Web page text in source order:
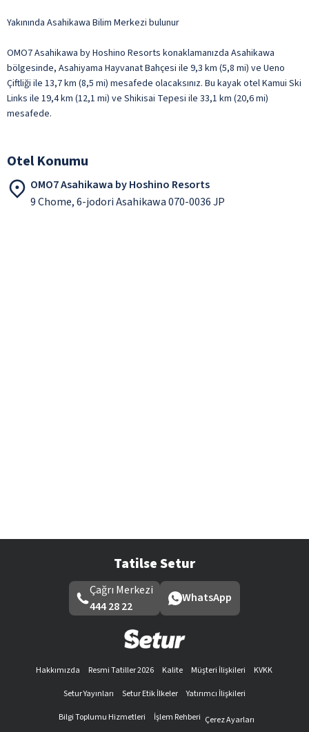
Yakınında Asahikawa Bilim Merkezi bulunur
OMO7 Asahikawa by Hoshino Resorts konaklamanızda Asahikawa
bölgesinde, Asahiyama Hayvanat Bahçesi ile 9,3 km (5,8 mi) ve Ueno
Çiftliği ile 13,7 km (8,5 mi) mesafede olacaksınız. Bu kayak otel Kamui Ski
Links ile 19,4 km (12,1 mi) ve Shikisai Tepesi ile 33,1 km (20,6 mi)
mesafede.
Otel Konumu
OMO7 Asahikawa by Hoshino Resorts
9 Chome, 6-jodori Asahikawa 070-0036 JP
Tatilse Setur
Çağrı Merkezi
444 28 22
WhatsApp
Hakkımızda Resmi Tatiller 2026 Kalite Müşteri İlişkileri
KVKK
Setur Yayınları
Setur Etik İlkeler
Yatırımcı İlişkileri
Bilgi Toplumu Hizmetleri
İşlem Rehberi Çerez Ayarları